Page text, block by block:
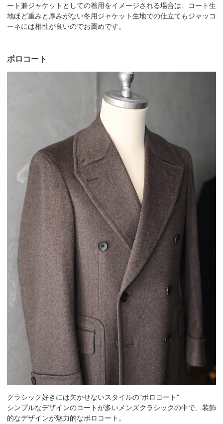
ート兼ジャケットとしての着用をイメージされる場合は、コート生
地ほど重みと厚みがない冬用ジャケット生地での仕立てもジャッコ
ーネには相性が良いのでお薦めです。
ポロコート
クラシック好きには欠かせないスタイルの"ポロコート"
シンプルなデザインのコートが多いメンズクラシックの中で、装飾
的なデザインが魅力的なポロコート。